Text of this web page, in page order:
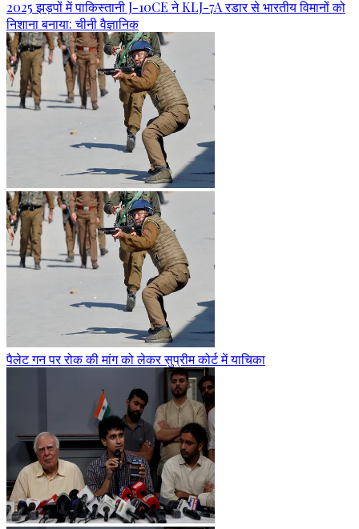
2025 झड़पों में पाकिस्तानी J-10CE ने KLJ-7A रडार से भारतीय विमानों को
निशाना बनाया: चीनी वैज्ञानिक
पैलेट गन पर रोक की मांग को लेकर सुप्रीम कोर्ट में याचिका